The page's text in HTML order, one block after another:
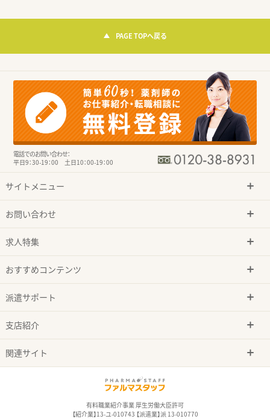
PAGE TOPへ戻る
電話でのお問い合わせ：
平日9：30-19：00 土日10：00-19：00
サイトメニュー
お問い合わせ
求人特集
おすすめコンテンツ
派遣サポート
支店紹介
関連サイト
有料職業紹介事業 厚生労働大臣許可
【紹介業】13-ユ-010743 【派遣業】派 13-010770